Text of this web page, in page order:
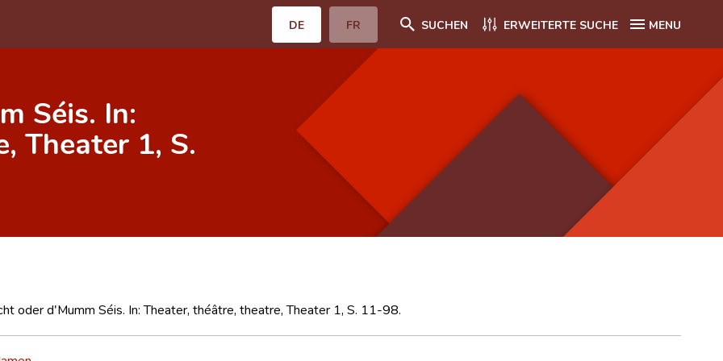
DE FR SUCHEN ERWEITERTE SUCHE MENU
Séis. In:
Theater 1, S.
oder d'Mumm Séis. In: Theater, théâtre, theatre, Theater 1, S. 11-98.